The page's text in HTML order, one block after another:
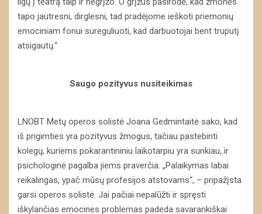
tapo jautresni, dirglesni, tad pradėjome ieškoti priemonių
emociniam fonui sureguliuoti, kad darbuotojai bent truputį
atsigautų.“
Saugo pozityvus nusiteikimas
LNOBT Metų operos solistė Joana Gedmintaitė sako, kad
iš prigimties yra pozityvus žmogus, tačiau pastebinti
kolegų, kuriems pokarantininiu laikotarpiu yra sunkiau, ir
psichologinė pagalba jiems praverčia. „Palaikymas labai
reikalingas, ypač mūsų profesijos atstovams“, – pripažįsta
garsi operos solistė. Jai pačiai nepalūžti ir spręsti
iškylančias emocines problemas padeda savarankiškai